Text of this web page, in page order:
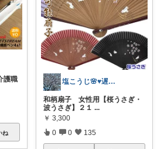
護職
ね
塩こうじ🌸♥️遅れてます🙏💦
和柄扇子 女性用【桜うさぎ・
波うさぎ】２１ ...
￥ 3,300
0 0 135